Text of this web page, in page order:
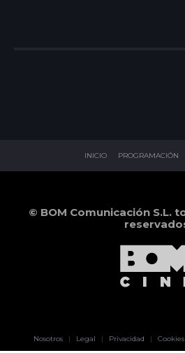
INICIO PROGRAMACIÓN
© BOM Comunicación S.L.
Nosotros | Legal | Privacidad | Cookies